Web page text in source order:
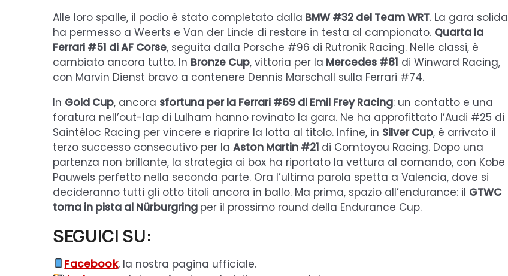
Alle loro spalle, il podio è stato completato dalla BMW #32 del Team WRT. La gara solida
ha permesso a Weerts e Van der Linde di restare in testa al campionato. Quarta la
Ferrari #51 di AF Corse, seguita dalla Porsche #96 di Rutronik Racing. Nelle classi, è
cambiato ancora tutto. In Bronze Cup, vittoria per la Mercedes #81 di Winward Racing,
con Marvin Dienst bravo a contenere Dennis Marschall sulla Ferrari #74.
In Gold Cup, ancora sfortuna per la Ferrari #69 di Emil Frey Racing: un contatto e una
foratura nell’out-lap di Lulham hanno rovinato la gara. Ne ha approfittato l’Audi #25 di
Saintéloc Racing per vincere e riaprire la lotta al titolo. Infine, in Silver Cup, è arrivato il
terzo successo consecutivo per la Aston Martin #21 di Comtoyou Racing. Dopo una
partenza non brillante, la strategia ai box ha riportato la vettura al comando, con Kobe
Pauwels perfetto nella seconda parte. Ora l’ultima parola spetta a Valencia, dove si
decideranno tutti gli otto titoli ancora in ballo. Ma prima, spazio all’endurance: il GTWC
torna in pista al Nürburgring per il prossimo round della Endurance Cup.
SEGUICI SU:
Facebook, la nostra pagina ufficiale.